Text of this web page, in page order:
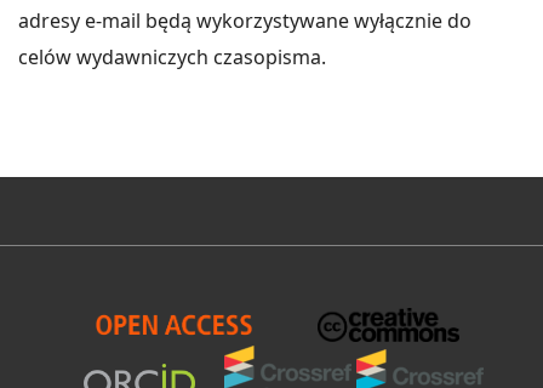
adresy e-mail będą wykorzystywane wyłącznie do
celów wydawniczych czasopisma.